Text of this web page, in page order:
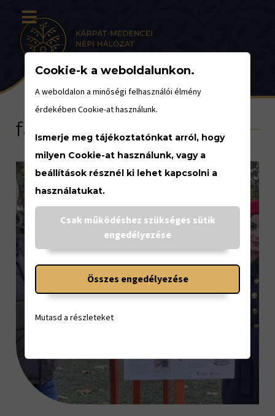
faültetés
Cookie-k a weboldalunkon.
A weboldalon a minőségi felhasználói élmény
érdekében Cookie-at használunk.
Ismerje meg tájékoztatónkat arról, hogy
milyen Cookie-at használunk, vagy a
beállítások résznél ki lehet kapcsolni a
használatukat.
Csak működéshez szükséges sütik
engedélyezése
Összes engedélyezése
Mutasd a részleteket